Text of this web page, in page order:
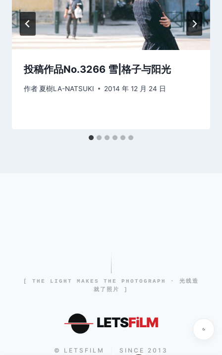
投稿作品No.3266 雪|格子与阳光
作者 夏樹LA-NATSUKI 2014 年 12 月 24 日
[ THE LIGHT MAKES THE PHOTOGRAPH · 光线造
就了照片 ]
LETSFiLM
© LETSFILM SINCE 2013